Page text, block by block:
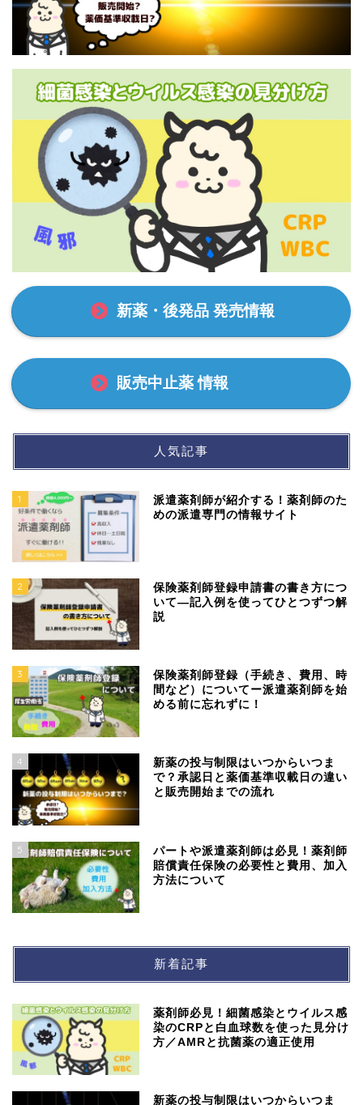
新薬・後発品 発売情報
販売中止薬 情報
人気記事
1
派遣薬剤師が紹介する！薬剤師のた
めの派遣専門の情報サイト
2
保険薬剤師登録申請書の書き方につ
いて―記入例を使ってひとつずつ解
説
3
保険薬剤師登録（手続き、費用、時
間など）についてー派遣薬剤師を始
める前に忘れずに！
4
新薬の投与制限はいつからいつま
で？承認日と薬価基準収載日の違い
と販売開始までの流れ
5
パートや派遣薬剤師は必見！薬剤師
賠償責任保険の必要性と費用、加入
方法について
新着記事
薬剤師必見！細菌感染とウイルス感
染のCRPと白血球数を使った見分け
方／AMRと抗菌薬の適正使用
新薬の投与制限はいつからいつま